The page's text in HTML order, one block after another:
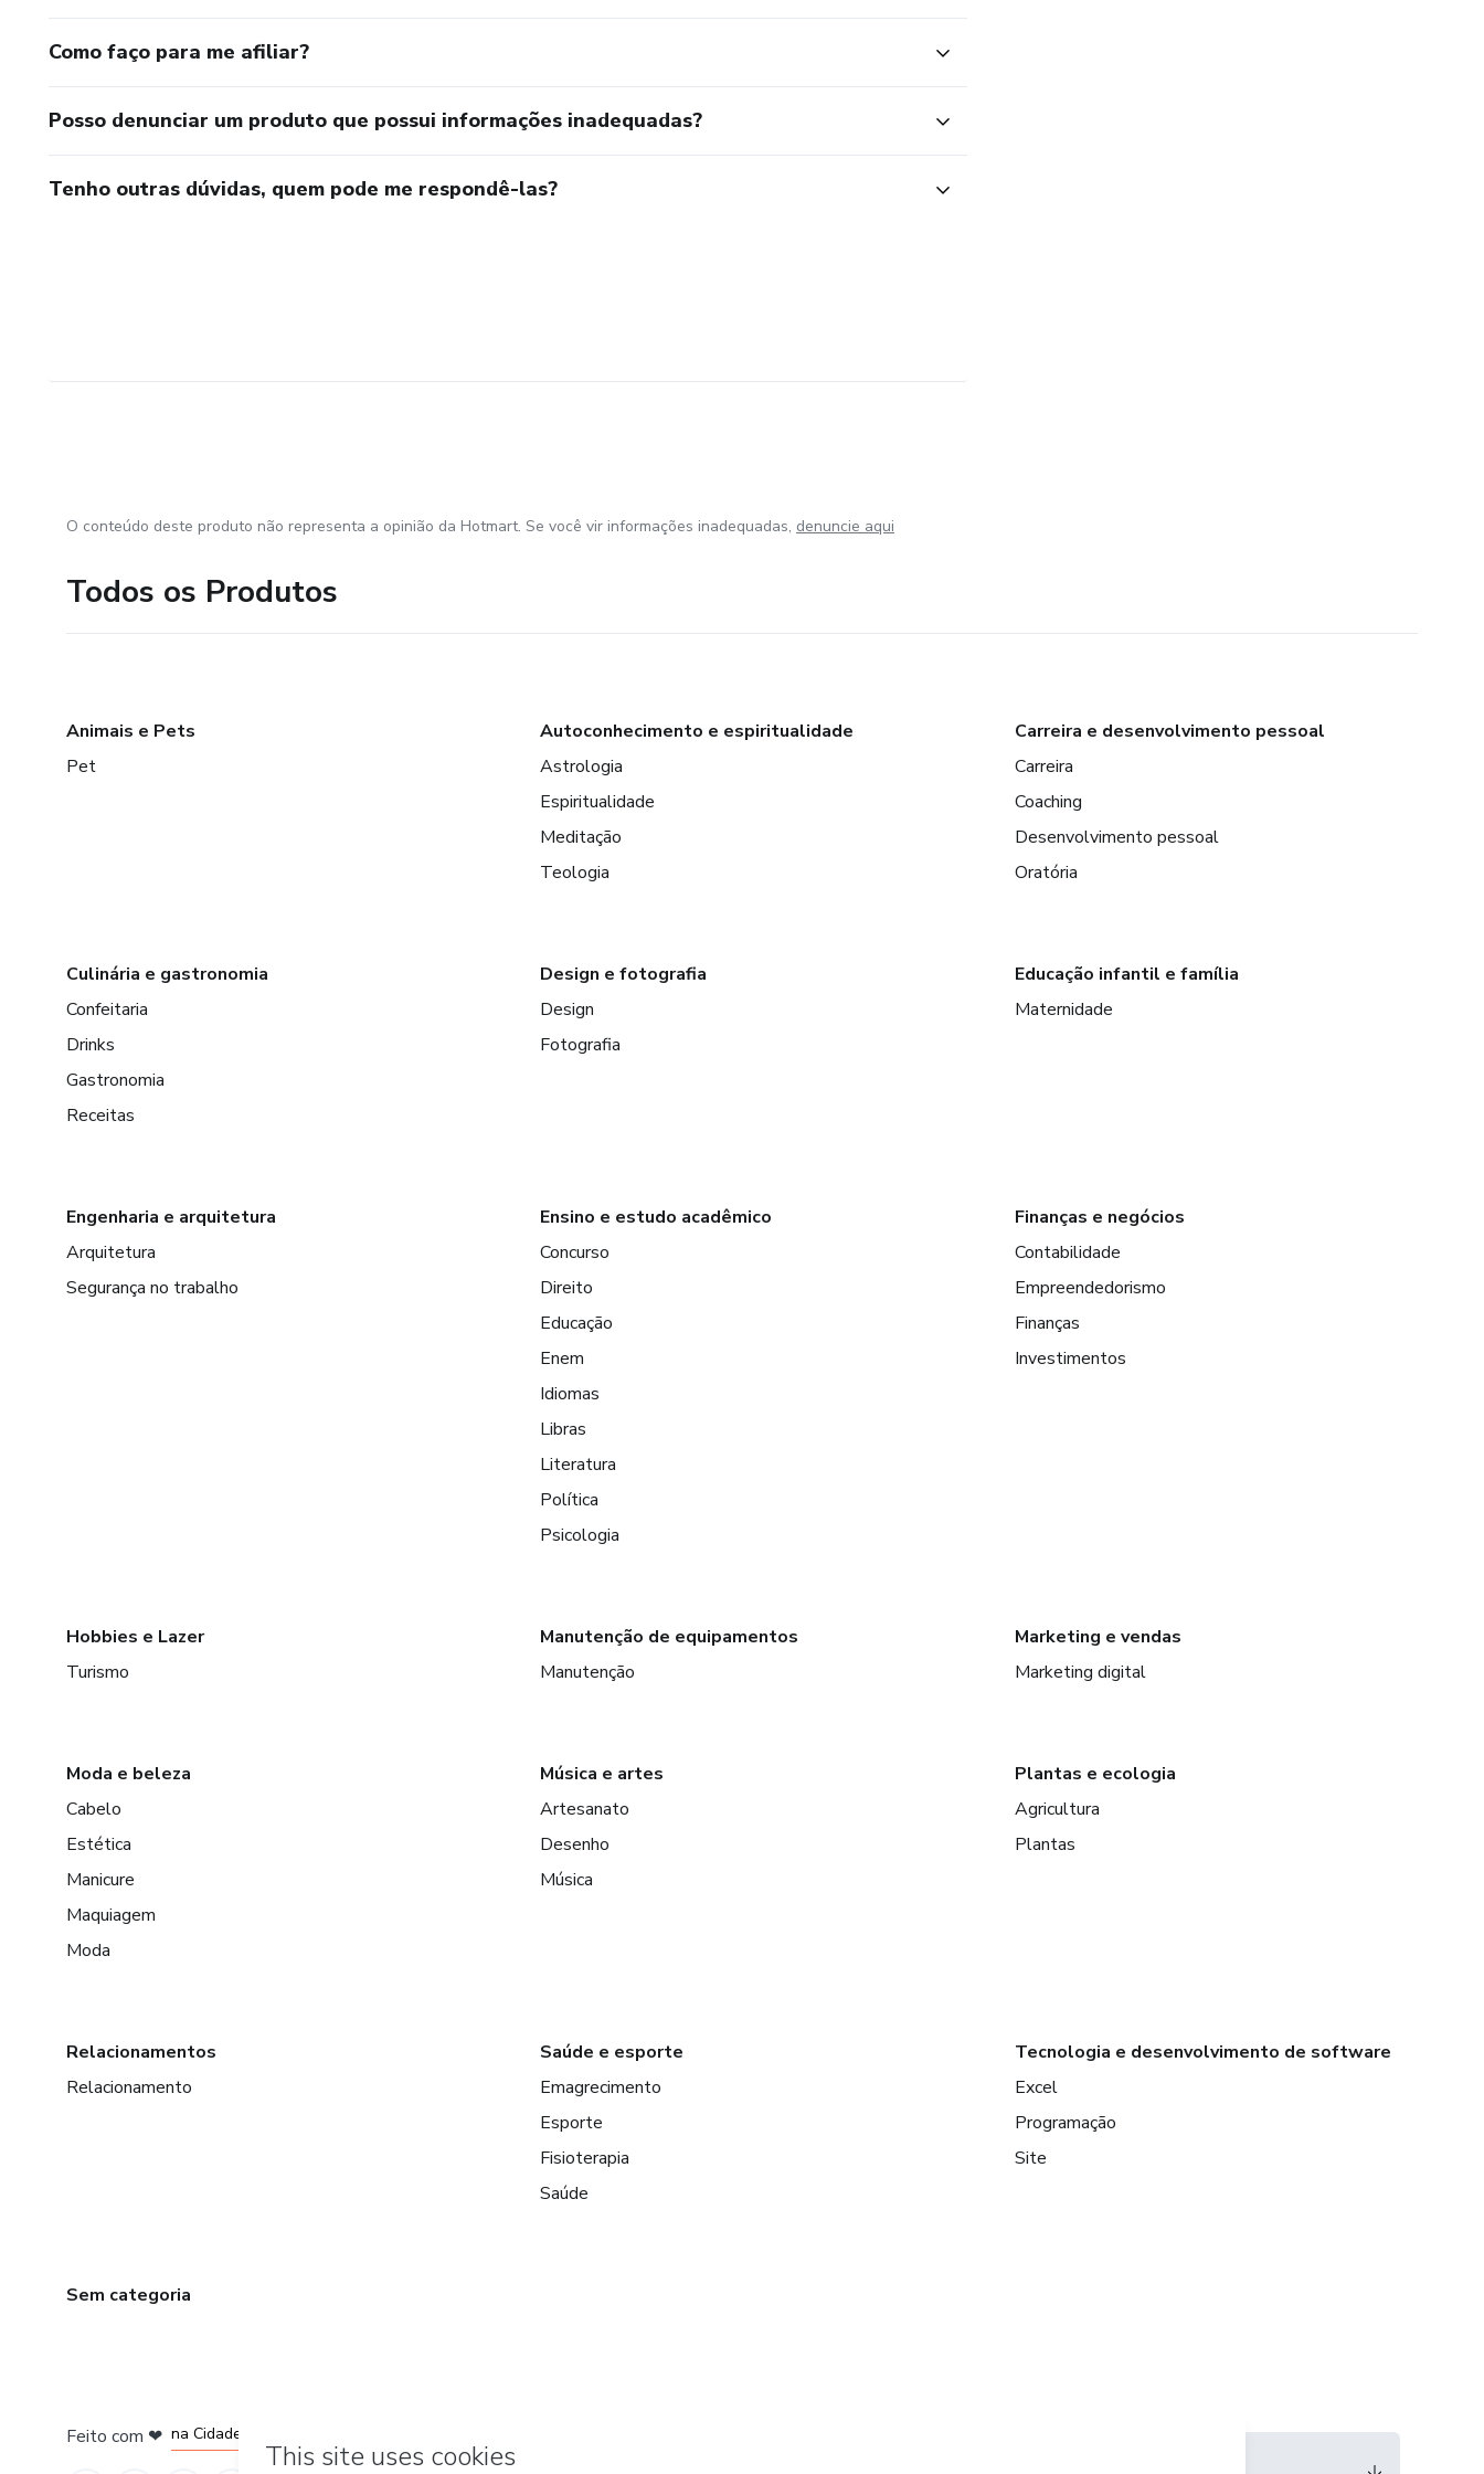
Como faço para me afiliar?
Posso denunciar um produto que possui informações inadequadas?
Tenho outras dúvidas, quem pode me respondê-las?
O conteúdo deste produto não representa a opinião da Hotmart. Se você vir informações inadequadas, denuncie aqui
Todos os Produtos
Animais e Pets
Pet
Autoconhecimento e espiritualidade
Astrologia
Espiritualidade
Meditação
Teologia
Carreira e desenvolvimento pessoal
Carreira
Coaching
Desenvolvimento pessoal
Oratória
Culinária e gastronomia
Confeitaria
Drinks
Gastronomia
Receitas
Design e fotografia
Design
Fotografia
Educação infantil e família
Maternidade
Engenharia e arquitetura
Arquitetura
Segurança no trabalho
Ensino e estudo acadêmico
Concurso
Direito
Educação
Enem
Idiomas
Libras
Literatura
Política
Psicologia
Finanças e negócios
Contabilidade
Empreendedorismo
Finanças
Investimentos
Hobbies e Lazer
Turismo
Manutenção de equipamentos
Manutenção
Marketing e vendas
Marketing digital
Moda e beleza
Cabelo
Estética
Manicure
Maquiagem
Moda
Música e artes
Artesanato
Desenho
Música
Plantas e ecologia
Agricultura
Plantas
Relacionamentos
Relacionamento
Saúde e esporte
Emagrecimento
Esporte
Fisioterapia
Saúde
Tecnologia e desenvolvimento de software
Excel
Programação
Site
Sem categoria
Feito com ❤
em Belo Horizonte
na Cidade do México